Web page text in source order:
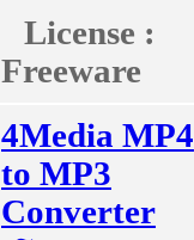
License :
Freeware
4Media MP4
to MP3
Converter